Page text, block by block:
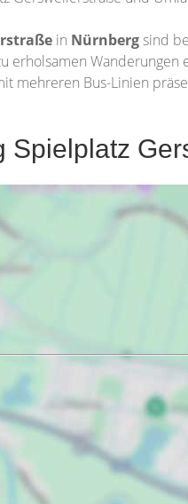
in Nürnbergsind
erholsamen
mehreren Bus-Linien